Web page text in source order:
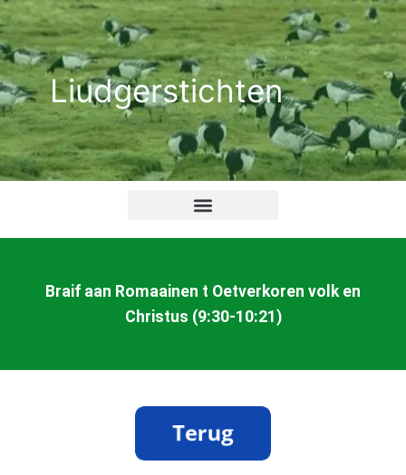
Ga
naar
de
inhoudLiudgerstichten
Braif aan Romaainen t Oetverkoren volk en
Christus (9:30-10:21)